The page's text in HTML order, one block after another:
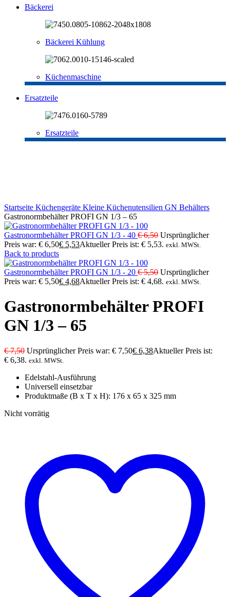
Bäckerei
Bäckerei Kühlung
Küchenmaschine
Ersatzteile
Ersatzteile
Startseite Küchengeräte Kleine Küchenutensilien GN Behälters
Gastronormbehälter PROFI GN 1/3 – 65
Gastronormbehälter PROFI GN 1/3 - 40 €6,50 Ursprünglicher
Preis war: € 6,50€ 5,53Aktueller Preis ist: € 5,53. exkl. MWSt.
Back to products
Gastronormbehälter PROFI GN 1/3 - 20 €5,50 Ursprünglicher
Preis war: € 5,50€ 4,68Aktueller Preis ist: € 4,68. exkl. MWSt.
Gastronormbehälter PROFI
GN 1/3 – 65
€7,50 Ursprünglicher Preis war: € 7,50€ 6,38Aktueller Preis ist:
€ 6,38. exkl. MWSt.
Edelstahl-Ausführung
Universell einsetzbar
Produktmaße (B x T x H): 176 x 65 x 325 mm
Nicht vorrätig